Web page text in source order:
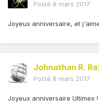
Posté 8 mars 2017
Joyeux anniversaire, et
Johnathan R.
Posté 8 mars 2017
Joyeux anniversaire Ultimex !